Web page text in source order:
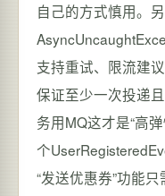
自己的方式慎用。
支持重试、限流建
保证至少一次投递
务用MQ这才是“高
个
“发送优惠券”功能